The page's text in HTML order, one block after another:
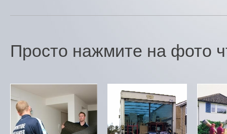
Просто нажмите на фото